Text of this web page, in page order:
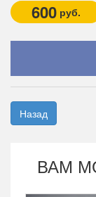
600 руб.
Назад
ВАМ